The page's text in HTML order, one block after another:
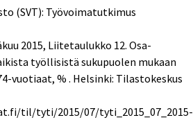
(SVT): Työvoimatutkimus
2015, Liitetaulukko 12. Osa-
työllisistä sukupuolen mukaan
vuotiaat, % . Helsinki: Tilastokeskus
til/tyti/2015/07/tyti_2015_07_2015-